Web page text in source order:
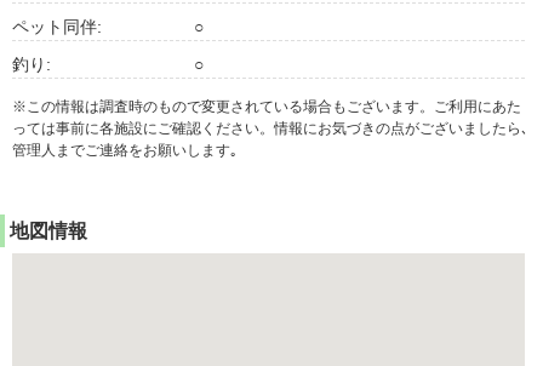
ペット同伴:
○
釣り:
○
※この情報は調査時のもので変更されている場合もございます。ご利用にあた
っては事前に各施設にご確認ください。情報にお気づきの点がございましたら､
管理人までご連絡をお願いします｡
地図情報